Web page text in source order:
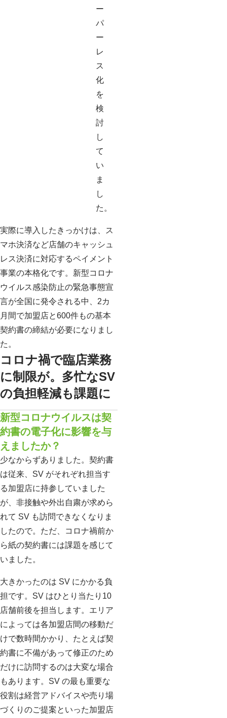
ー
パ
ー
レ
ス
化
を
検
討
し
て
い
ま
し
た。
実際に導入したきっかけは、ス
マホ決済など店舗のキャッシュ
レス決済に対応するペイメント
事業の本格化です。新型コロナ
ウイルス感染防止の緊急事態宣
言が全国に発令される中、2カ
月間で加盟店と600件もの基本
契約書の締結が必要になりまし
た。
コロナ禍で臨店業務
に制限が。多忙なSV
の負担軽減も課題に
新型コロナウイルスは契
約書の電子化に影響を与
えましたか？
少なからずありました。契約書
は従来、SV がそれぞれ担当す
る加盟店に持参していました
が、非接触や外出自粛が求めら
れて SV も訪問できなくなりま
したので。ただ、コロナ禍前か
ら紙の契約書には課題を感じて
いました。
大きかったのは SV にかかる負
担です。SV はひとり当たり10
店舗前後を担当します。エリア
によっては各加盟店間の移動だ
けで数時間かかり、たとえば契
約書に不備があって修正のため
だけに訪問するのは大変な場合
もあります。SV の最も重要な
役割は経営アドバイスや売り場
づくりのご提案といった加盟店